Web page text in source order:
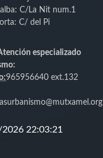
C/La Nit num.1
C/ del Pi
especializado
965956640 ext.132